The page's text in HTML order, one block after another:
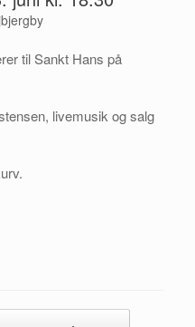
til Sankt Hans på
livemusik og salg